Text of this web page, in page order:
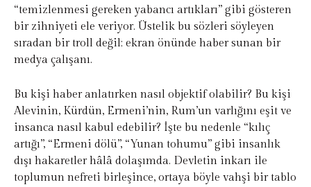
“temizlenmesi gereken yabancı artıkları” gibi gösteren
bir zihniyeti ele veriyor. Üstelik bu sözleri söyleyen
sıradan bir troll değil; ekran önünde haber sunan bir
medya çalışanı.
Bu kişi haber anlatırken nasıl objektif olabilir? Bu kişi
Alevinin, Kürdün, Ermeni’nin, Rum’un varlığını eşit ve
insanca nasıl kabul edebilir? İşte bu nedenle “kılıç
artığı”, “Ermeni dölü”, “Yunan tohumu” gibi insanlık
dışı hakaretler hâlâ dolaşımda. Devletin inkarı ile
toplumun nefreti birleşince, ortaya böyle vahşi bir tablo